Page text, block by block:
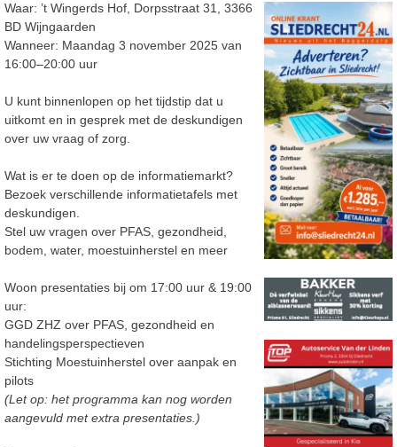
Waar: ’t Wingerds Hof, Dorpsstraat 31, 3366
BD Wijngaarden
Wanneer: Maandag 3 november 2025 van
16:00–20:00 uur
U kunt binnenlopen op het tijdstip dat u
uitkomt en in gesprek met de deskundigen
over uw vraag of zorg.
Wat is er te doen op de informatiemarkt?
Bezoek verschillende informatietafels met
deskundigen.
Stel uw vragen over PFAS, gezondheid,
bodem, water, moestuinherstel en meer
Woon presentaties bij om 17:00 uur & 19:00
uur:
GGD ZHZ over PFAS, gezondheid en
handelingsperspectieven
Stichting Moestuinherstel over aanpak en
pilots
(Let op: het programma kan nog worden
aangevuld met extra presentaties.)